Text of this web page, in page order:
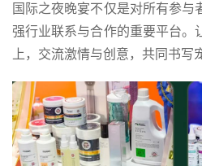
国际之夜晚宴不仅是对所有参与
强行业联系与合作的重要平台。
上，交流激情与创意，共同书写